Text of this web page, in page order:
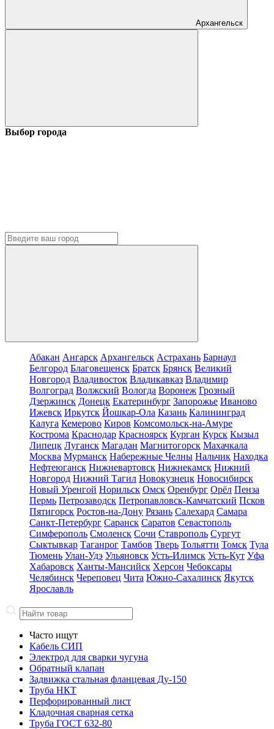
Архангельск
Выбор города
Абакан Ангарск Архангельск Астрахань Барнаул
Белгород Благовещенск Братск Брянск Великий
Новгород Владивосток Владикавказ Владимир
Волгоград Волжский Вологда Воронеж Грозный
Дзержинск Донецк Екатеринбург Запорожье Иваново
Ижевск Иркутск Йошкар-Ола Казань Калининград
Калуга Кемерово Киров Комсомольск-на-Амуре
Кострома Краснодар Красноярск Курган Курск Кызыл
Липецк Луганск Магадан Магнитогорск Махачкала
Москва Мурманск Набережные Челны Нальчик Находка
Нефтеюганск Нижневартовск Нижнекамск Нижний
Новгород Нижний Тагил Новокузнецк Новосибирск
Новый Уренгой Норильск Омск Оренбург Орёл Пенза
Пермь Петрозаводск Петропавловск-Камчатский Псков
Пятигорск Ростов-на-Дону Рязань Салехард Самара
Санкт-Петербург Саранск Саратов Севастополь
Симферополь Смоленск Сочи Ставрополь Сургут
Сыктывкар Таганрог Тамбов Тверь Тольятти Томск Тула
Тюмень Улан-Удэ Ульяновск Усть-Илимск Усть-Кут Уфа
Хабаровск Ханты-Мансийск Херсон Чебоксары
Челябинск Череповец Чита Южно-Сахалинск Якутск
Ярославль
Часто ищут
Кабель СИП
Электрод для сварки чугуна
Обратный клапан
Задвижка стальная фланцевая Ду-150
Труба НКТ
Перфорированный лист
Кладочная сварная сетка
Труба ГОСТ 632-80